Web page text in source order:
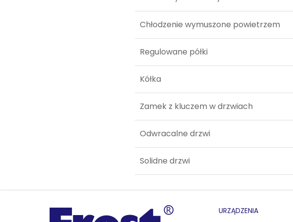
Chłodzenie wymuszone powietrzem
Regulowane półki
Kółka
Zamek z kluczem w drzwiach
Odwracalne drzwi
Solidne drzwi
URZĄDZENIA